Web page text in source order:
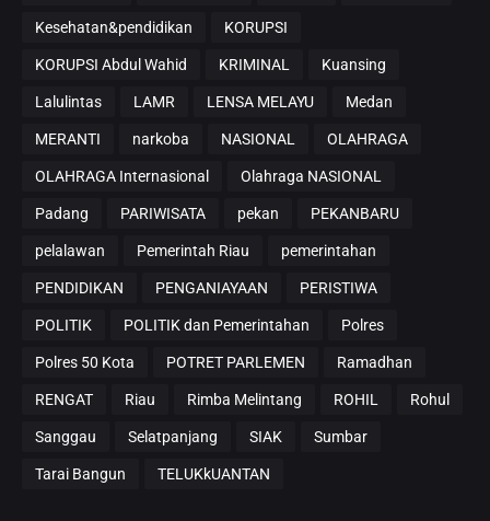
Kesehatan&pendidikan KORUPSI
KORUPSI Abdul Wahid KRIMINAL Kuansing
Lalulintas LAMR LENSA MELAYU Medan
MERANTI narkoba NASIONAL OLAHRAGA
OLAHRAGA Internasional Olahraga NASIONAL
Padang PARIWISATA pekan PEKANBARU
pelalawan Pemerintah Riau pemerintahan
PENDIDIKAN PENGANIAYAAN PERISTIWA
POLITIK POLITIK dan Pemerintahan Polres
Polres 50 Kota POTRET PARLEMEN Ramadhan
RENGAT Riau Rimba Melintang ROHIL Rohul
Sanggau Selatpanjang SIAK Sumbar
Tarai Bangun TELUKkUANTAN